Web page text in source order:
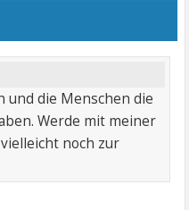
und die Menschen die
Werde mit meiner
noch zur